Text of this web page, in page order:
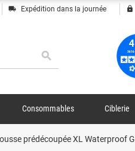
local_shipping Expédition dans la journée lock
search
Consommables Ciblerie
prédécoupée XL Waterproof